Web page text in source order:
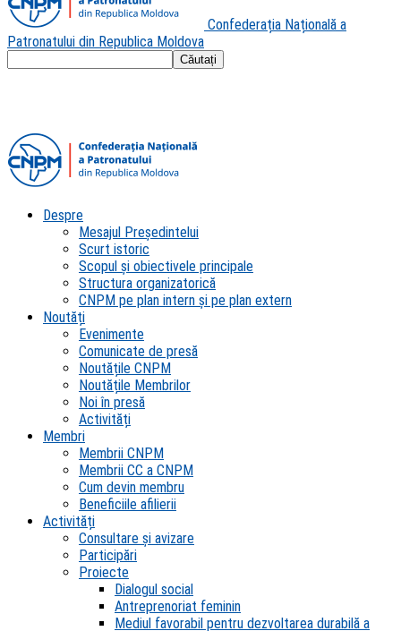
Confederația Națională a
Patronatului din Republica Moldova
Despre
Mesajul Președintelui
Scurt istoric
Scopul şi obiectivele principale
Structura organizatorică
CNPM pe plan intern şi pe plan extern
Noutăți
Evenimente
Comunicate de presă
Noutățile CNPM
Noutățile Membrilor
Noi în presă
Activități
Membri
Membrii CNPM
Membrii CC a CNPM
Cum devin membru
Beneficiile afilierii
Activități
Consultare și avizare
Participări
Proiecte
Dialogul social
Antreprenoriat feminin
Mediul favorabil pentru dezvoltarea durabilă a